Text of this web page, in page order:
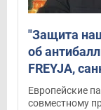
"Защита
об
FREYJA,
поддержке
Европейские
совместному